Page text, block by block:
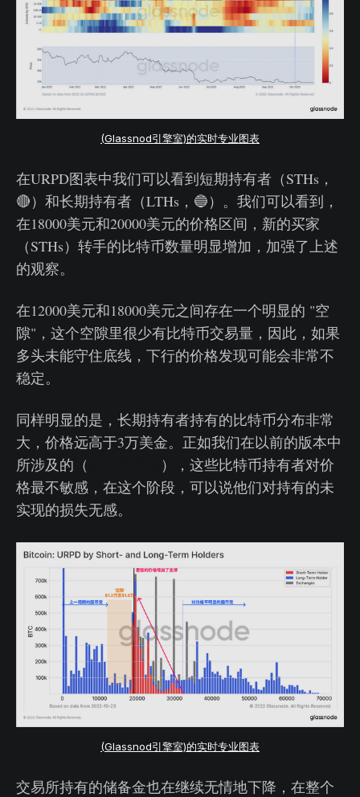
(Glassnod引擎室)的实时专业图表
在URPD图表中我们可以看到短期持有者（STHs，
🔴）和长期持有者（LTHs，🔵）。我们可以看到，
在18000美元和20000美元的价格区间，新的买家
（STHs）转手的比特币数量明显增加，加强了上述
的观察。
在12000美元和18000美元之间存在一个明显的 "空
隙"，这个空隙里很少有比特币交易量，因此，如果
多头未能守住底线，下行的价格发现可能会非常不
稳定。
同样明显的是，长期持有者持有的比特币分布非常
大，价格远高于3万美金。正如我们在以前的版本中
所涉及的（
），这些比特币持有者对价
格最不敏感，在这个阶段，可以说他们对持有的未
实现的损失无感。
(Glassnod引擎室)的实时专业图表
交易所持有的储备金也在继续无情地下降，在整个